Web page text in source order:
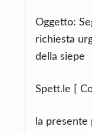
Oggetto:
richiesta
della siepe
Spett.le [
la